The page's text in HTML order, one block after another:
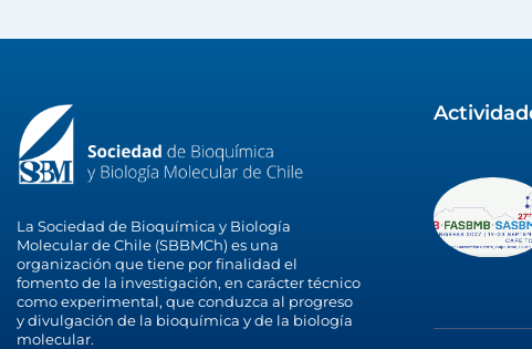
La Sociedad de Bioquímica y Biología
Molecular de Chile (SBBMCh) es una
organización que tiene por finalidad el
fomento de la investigación, en carácter técnico
como experimental, que conduzca al progreso
y divulgación de la bioquímica y de la biología
molecular.